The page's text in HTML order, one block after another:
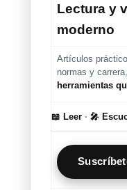
Lectura y
moderno
Artículos
normas y
herramientas
📖 Leer · 🎤